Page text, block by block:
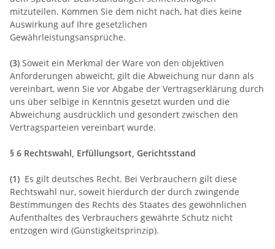
mitzuteilen. Kommen Sie dem nicht nach, hat dies keine
Auswirkung auf Ihre gesetzlichen
Gewährleistungsansprüche.
(3) Soweit ein Merkmal der Ware von den objektiven
Anforderungen abweicht, gilt die Abweichung nur dann als
vereinbart, wenn Sie vor Abgabe der Vertragserklärung durch
uns über selbige in Kenntnis gesetzt wurden und die
Abweichung ausdrücklich und gesondert zwischen den
Vertragsparteien vereinbart wurde.
§ 6 Rechtswahl, Erfüllungsort, Gerichtsstand
(1) Es gilt deutsches Recht. Bei Verbrauchern gilt diese
Rechtswahl nur, soweit hierdurch der durch zwingende
Bestimmungen des Rechts des Staates des gewöhnlichen
Aufenthaltes des Verbrauchers gewährte Schutz nicht
entzogen wird (Günstigkeitsprinzip).